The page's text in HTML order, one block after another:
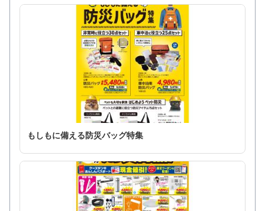
もしもに備える防災バッグ特集